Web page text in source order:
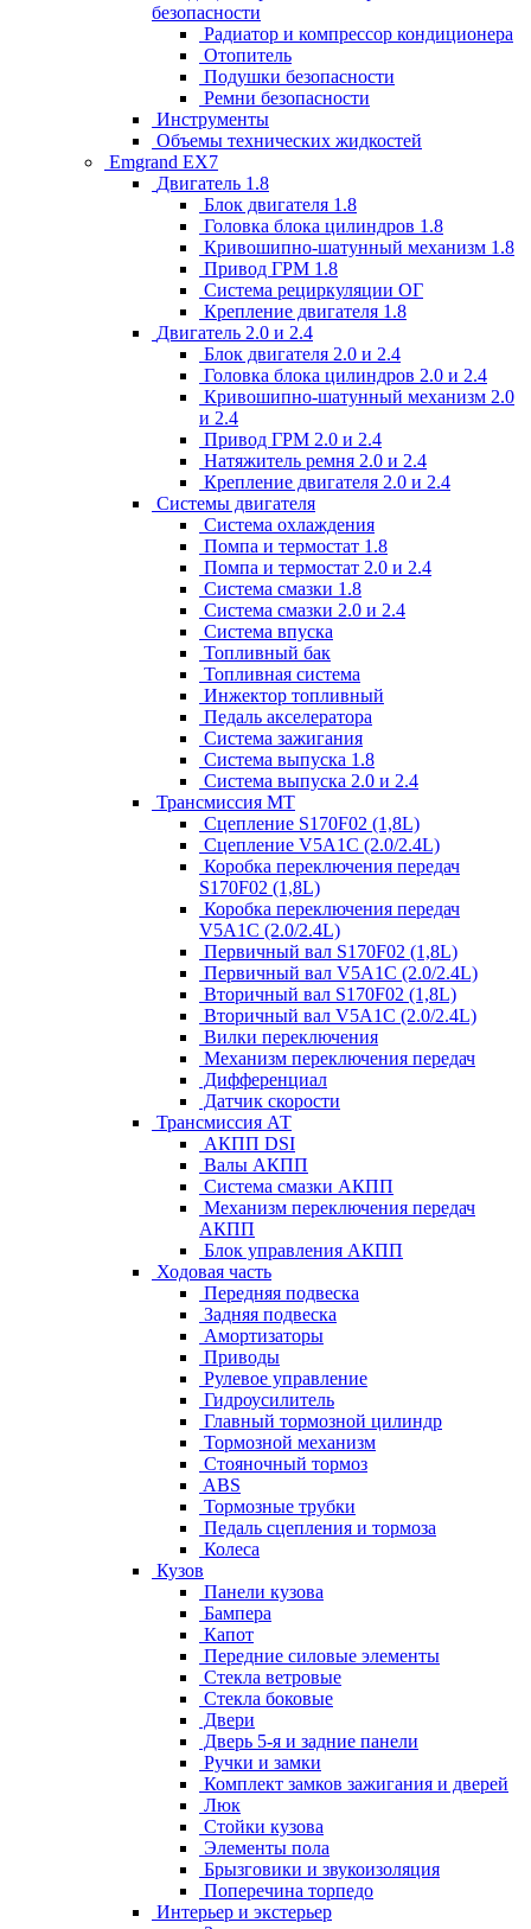
безопасности
Радиатор и компрессор кондиционера
Отопитель
Подушки безопасности
Ремни безопасности
Инструменты
Объемы технических жидкостей
Emgrand EX7
Двигатель 1.8
Блок двигателя 1.8
Головка блока цилиндров 1.8
Кривошипно-шатунный механизм 1.8
Привод ГРМ 1.8
Система рециркуляции ОГ
Крепление двигателя 1.8
Двигатель 2.0 и 2.4
Блок двигателя 2.0 и 2.4
Головка блока цилиндров 2.0 и 2.4
Кривошипно-шатунный механизм 2.0
и 2.4
Привод ГРМ 2.0 и 2.4
Натяжитель ремня 2.0 и 2.4
Крепление двигателя 2.0 и 2.4
Системы двигателя
Система охлаждения
Помпа и термостат 1.8
Помпа и термостат 2.0 и 2.4
Система смазки 1.8
Система смазки 2.0 и 2.4
Система впуска
Топливный бак
Топливная система
Инжектор топливный
Педаль акселератора
Система зажигания
Система выпуска 1.8
Система выпуска 2.0 и 2.4
Трансмиссия МТ
Сцепление S170F02 (1,8L)
Сцепление V5A1C (2.0/2.4L)
Коробка переключения передач
S170F02 (1,8L)
Коробка переключения передач
V5A1C (2.0/2.4L)
Первичный вал S170F02 (1,8L)
Первичный вал V5A1C (2.0/2.4L)
Вторичный вал S170F02 (1,8L)
Вторичный вал V5A1C (2.0/2.4L)
Вилки переключения
Механизм переключения передач
Дифференциал
Датчик скорости
Трансмиссия АТ
АКПП DSI
Валы АКПП
Система смазки АКПП
Механизм переключения передач
АКПП
Блок управления АКПП
Ходовая часть
Передняя подвеска
Задняя подвеска
Амортизаторы
Приводы
Рулевое управление
Гидроусилитель
Главный тормозной цилиндр
Тормозной механизм
Стояночный тормоз
ABS
Тормозные трубки
Педаль сцепления и тормоза
Колеса
Кузов
Панели кузова
Бампера
Капот
Передние силовые элементы
Стекла ветровые
Стекла боковые
Двери
Дверь 5-я и задние панели
Ручки и замки
Комплект замков зажигания и дверей
Люк
Стойки кузова
Элементы пола
Брызговики и звукоизоляция
Поперечина торпедо
Интерьер и экстерьер